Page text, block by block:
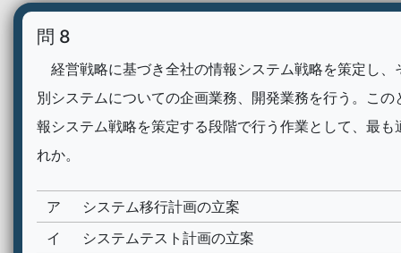
問 8
経営戦略に基づき全社の情報システム戦略を策定し、
別システムについての企画業務、開発業務を行う。この
報システム戦略を策定する段階で行う作業として、最も
れか。
ア
システム移行計画の立案
イ
システムテスト計画の立案